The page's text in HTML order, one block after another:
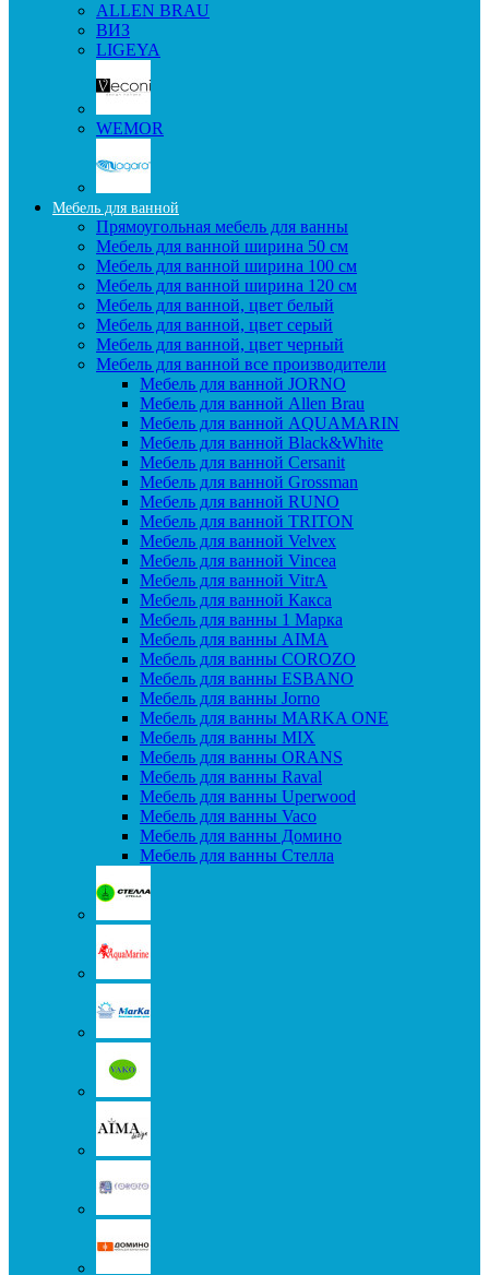
ALLEN BRAU
ВИЗ
LIGEYA
WEMOR
Мебель для ванной
Прямоугольная мебель для ванны
Мебель для ванной ширина 50 см
Мебель для ванной ширина 100 см
Мебель для ванной ширина 120 см
Мебель для ванной, цвет белый
Мебель для ванной, цвет серый
Мебель для ванной, цвет черный
Мебель для ванной все производители
Мебель для ванной JORNO
Мебель для ванной Allen Brau
Мебель для ванной AQUAMARIN
Мебель для ванной Black&White
Мебель для ванной Cersanit
Мебель для ванной Grossman
Мебель для ванной RUNO
Мебель для ванной TRITON
Мебель для ванной Velvex
Мебель для ванной Vincea
Мебель для ванной VitrA
Мебель для ванной Какса
Мебель для ванны 1 Марка
Мебель для ванны AIMA
Мебель для ванны COROZO
Мебель для ванны ESBANO
Мебель для ванны Jorno
Мебель для ванны MARKA ONE
Мебель для ванны MIX
Мебель для ванны ORANS
Мебель для ванны Raval
Мебель для ванны Uperwood
Мебель для ванны Vaco
Мебель для ванны Домино
Мебель для ванны Стелла